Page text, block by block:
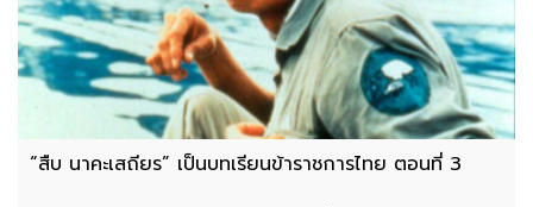
“สืบ นาคะเสถียร” เป็นบทเรียนข้าราชการไทย ตอนที่ 3